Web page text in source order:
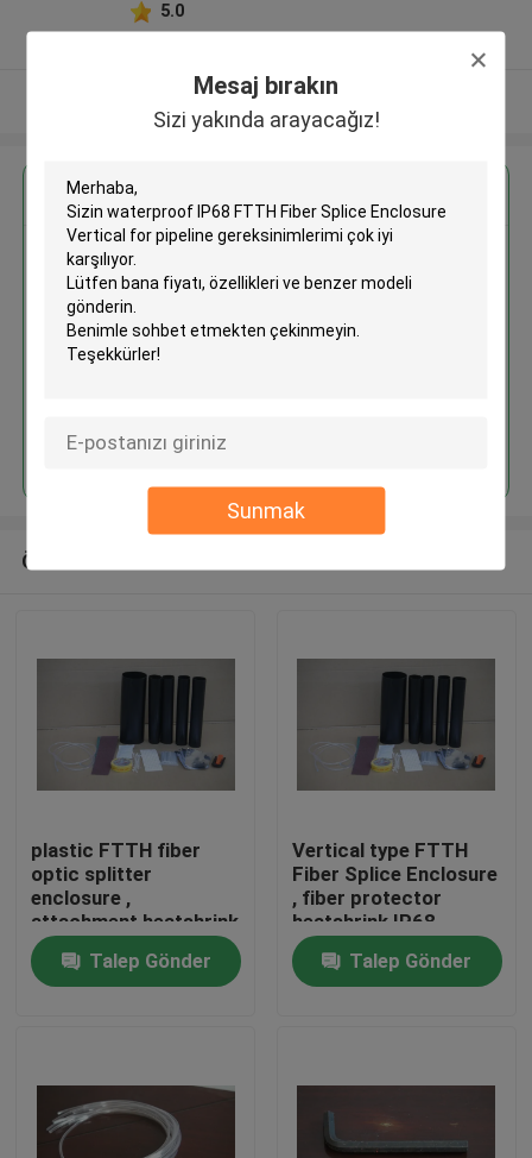
Mesaj bırakın
Sizi yakında arayacağız!
Sunmak
Hakkımızda
5.0
Daha fazla göster
Splice Enclosure Vertical for
Devam et
Önerilen Ürünler
plastic FTTH fiber
optic splitter
enclosure ,
attachment heatshrink
IP68
Talep Gönder
Vertical type FTTH
Fiber Splice Enclosure
, fiber protector
heatshrink IP68
Talep Gönder